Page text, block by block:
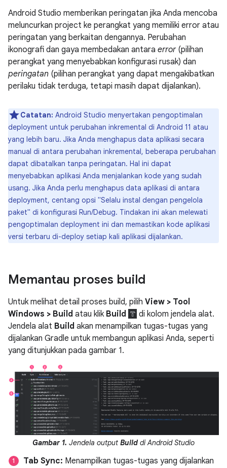
Android Studio memberikan peringatan jika Anda mencoba
meluncurkan project ke perangkat yang memiliki error atau
peringatan yang berkaitan dengannya. Perubahan
ikonografi dan gaya membedakan antara error(pilihan
perangkat yang menyebabkan konfigurasi rusak) dan
peringatan (pilihan perangkat yang dapat mengakibatkan
perilaku tidak terduga, tetapi masih dapat dijalankan).
Catatan: Android Studio menyertakan pengoptimalan
deployment untuk perubahan inkremental di Android 11 atau
yang lebih baru. Jika Anda menghapus data aplikasi secara
manual di antara perubahan inkremental, beberapa perubahan
dapat dibatalkan tanpa peringatan. Hal ini dapat
menyebabkan aplikasi Anda menjalankan kode yang sudah
usang. Jika Anda perlu menghapus data aplikasi di antara
deployment, centang opsi "Selalu instal dengan pengelola
paket" di konfigurasi Run/Debug. Tindakan ini akan melewati
pengoptimalan deployment ini dan memastikan kode aplikasi
versi terbaru di-deploy setiap kali aplikasi dijalankan.
Memantau proses build
Untuk melihat detail proses build, pilih View > Tool
Windows > Build atau klik Build
di kolom jendela alat.
Jendela alat Build akan menampilkan tugas-tugas yang
dijalankan Gradle untuk membangun aplikasi Anda, seperti
yang ditunjukkan pada gambar 1.
Gambar 1. Jendela output Builddi Android Studio
Tab Sync: Menampilkan tugas-tugas yang dijalankan